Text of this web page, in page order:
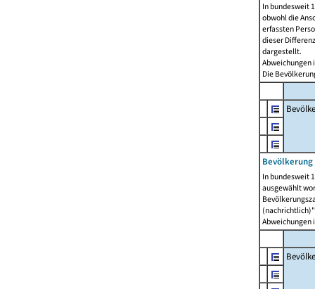
In bundesweit
obwohl die
erfassten
dieser
dargestellt.
Abweichungen
Die
In bundesweit
ausgewählt
Abweichungen